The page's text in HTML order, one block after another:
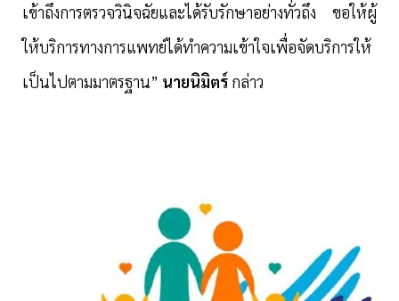
เข้าถึงการตรวจวินิจฉัยและได้รับรักษาอย่างทั่วถึง ขอให้ผู้
ให้บริการทางการแพทย์ได้ทำความเข้าใจเพื่อจัดบริการให้
เป็นไปตามมาตรฐาน” นายนิมิตร์ กล่าว